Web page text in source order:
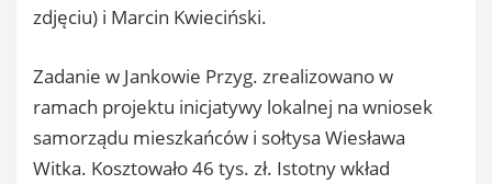
zdjęciu) i Marcin Kwieciński.
Zadanie w Jankowie Przyg. zrealizowano w
ramach projektu inicjatywy lokalnej na wniosek
samorządu mieszkańców i sołtysa Wiesława
Witka. Kosztowało 46 tys. zł. Istotny wkład